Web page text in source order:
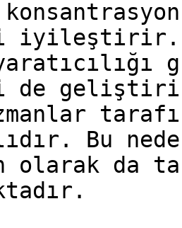
iyileştirir.
de
Bu
olarak da